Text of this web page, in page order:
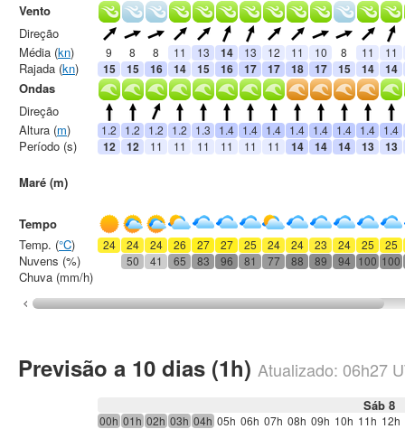
9 8 8 11 13 14 13 12 11 10 8 11 11
15 15 16 14 15 16 17 17 18 17 15 14 14
1.2 1.2 1.2 1.2 1.3 1.4 1.4 1.4 1.4 1.4 1.4 1.4 1.4
12 12 11 11 11 11 11 11 14 14 14 13 13
24 24 24 26 27 27 25 24 24 23 24 25
25
50
41 65 83 96 81 77 88 89 94 100 100
Vento
Direção
Média (kn)
Rajada (kn)
Ondas
Direção
Altura (m)
Período (s)
Maré (m)
Tempo
Temp. (°C)
Nuvens (%)
Chuva (mm/h)
Previsão a 10 dias (1h) Atualizado: 06h27
Sáb 8
00h 01h 02h 03h 04h 05h 06h 07h 08h 09h 10h 11h 12h